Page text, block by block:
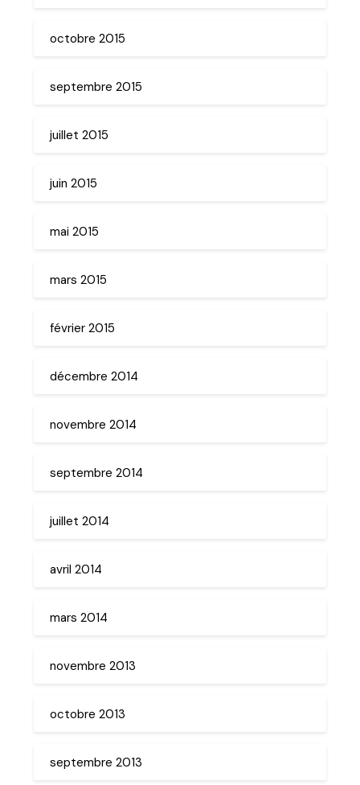
octobre 2015
septembre 2015
juillet 2015
juin 2015
mai 2015
mars 2015
février 2015
décembre 2014
novembre 2014
septembre 2014
juillet 2014
avril 2014
mars 2014
novembre 2013
octobre 2013
septembre 2013